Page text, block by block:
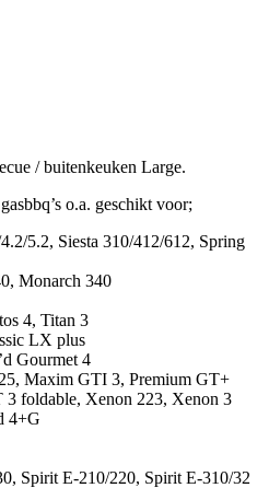
/ buitenkeuken Large.
o.a. geschikt voor;
5.2, Siesta 310/412/612, Spring
Monarch 340
4, Titan 3
LX plus
Gourmet 4
Maxim GTI 3, Premium GT+
foldable, Xenon 223, Xenon 3
4+G
Spirit E-210/220, Spirit E-310/32